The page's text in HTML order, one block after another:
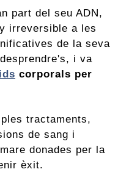
part del seu ADN,
irreversible a les
de la seva
i va
corporals per
tractaments,
de sang i
donades per la
èxit.